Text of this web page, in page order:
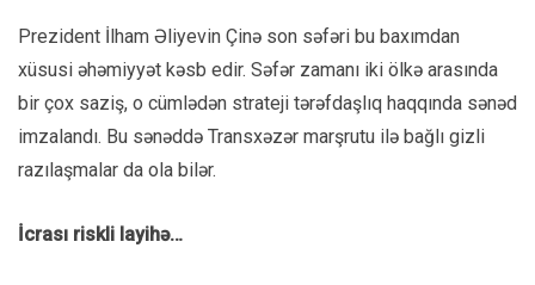
Prezident İlham Əliyevin Çinə son səfəri bu baxımdan
xüsusi əhəmiyyət kəsb edir. Səfər zamanı iki ölkə arasında
bir çox saziş, o cümlədən strateji tərəfdaşlıq haqqında sənəd
imzalandı. Bu sənəddə Transxəzər marşrutu ilə bağlı gizli
razılaşmalar da ola bilər.
İcrası riskli layihə…